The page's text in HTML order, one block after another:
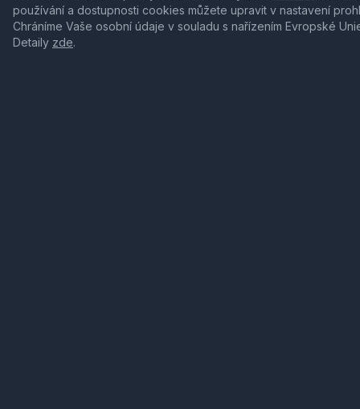
používání a dostupnosti cookies můžete upravit v nastavení
Chráníme Vaše osobní údaje v souladu s nařízením Evropské
Detaily zde.